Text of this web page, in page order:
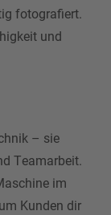
fotografiert.
und
– sie
Teamarbeit.
im
Kunden dir